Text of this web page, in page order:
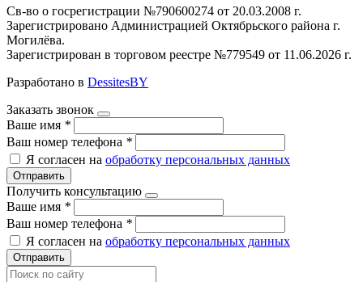
Св-во о госрегистрации №790600274 от 20.03.2008 г.
Зарегистрировано Администрацией Октябрьского района г.
Могилёва.
Зарегистрирован в торговом реестре №779549 от 11.06.2026 г.
Разработано в DessitesBY
Заказать звонок
Ваше имя *
Ваш номер телефона *
Я согласен на обработку персональных данных
Отправить
Получить консультацию
Ваше имя *
Ваш номер телефона *
Я согласен на обработку персональных данных
Отправить